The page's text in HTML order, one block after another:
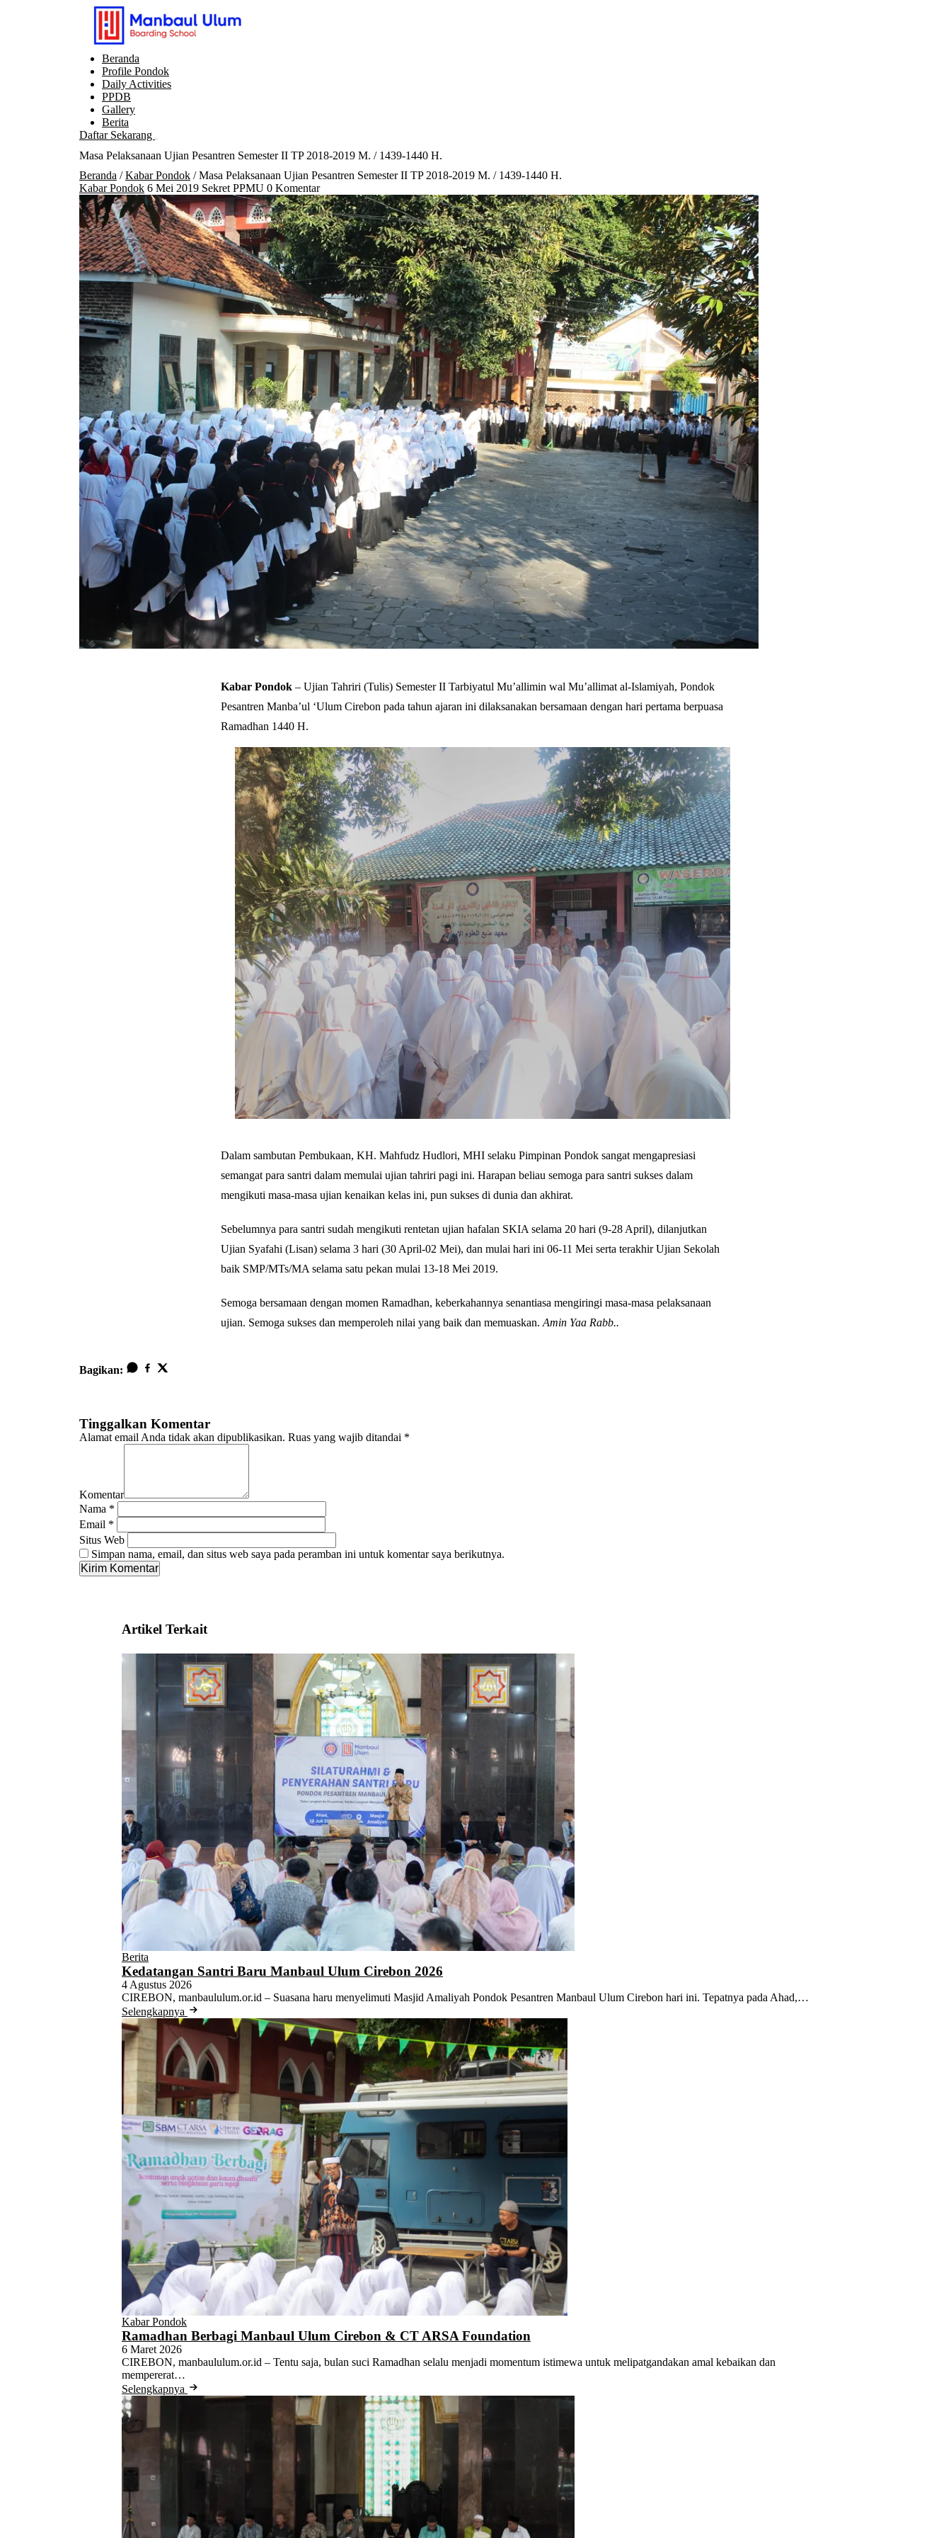
Beranda
Profile Pondok
Daily Activities
PPDB
Gallery
Berita
Daftar Sekarang
menu
Masa Pelaksanaan Ujian Pesantren Semester II TP 2018-2019 M. / 1439-1440 H.
Beranda /Kabar Pondok / Masa Pelaksanaan Ujian Pesantren Semester II TP 2018-2019 M. / 1439-1440 H.
Kabar Pondok 6 Mei 2019 Sekret PPMU 0 Komentar
Kabar Pondok – Ujian Tahriri (Tulis) Semester II Tarbiyatul Mu’allimin wal Mu’allimat al-Islamiyah, Pondok
Pesantren Manba’ul ‘Ulum Cirebon pada tahun ajaran ini dilaksanakan bersamaan dengan hari pertama berpuasa
Ramadhan 1440 H.
Dalam sambutan Pembukaan, KH. Mahfudz Hudlori, MHI selaku Pimpinan Pondok sangat mengapresiasi
semangat para santri dalam memulai ujian tahriri pagi ini. Harapan beliau semoga para santri sukses dalam
mengikuti masa-masa ujian kenaikan kelas ini, pun sukses di dunia dan akhirat.
Sebelumnya para santri sudah mengikuti rentetan ujian hafalan SKIA selama 20 hari (9-28 April), dilanjutkan
Ujian Syafahi (Lisan) selama 3 hari (30 April-02 Mei), dan mulai hari ini 06-11 Mei serta terakhir Ujian Sekolah
baik SMP/MTs/MA selama satu pekan mulai 13-18 Mei 2019.
Semoga bersamaan dengan momen Ramadhan, keberkahannya senantiasa mengiringi masa-masa pelaksanaan
ujian. Semoga sukses dan memperoleh nilai yang baik dan memuaskan. Amin Yaa Rabb..
Bagikan:
Tinggalkan Komentar
Alamat email Anda tidak akan dipublikasikan. Ruas yang wajib ditandai *
Komentar
Nama *
Email *
Situs Web
Simpan nama, email, dan situs web saya pada peramban ini untuk komentar saya berikutnya.
Artikel Terkait
Berita
Kedatangan Santri Baru Manbaul Ulum Cirebon 2026
4 Agustus 2026
CIREBON, manbaululum.or.id – Suasana haru menyelimuti Masjid Amaliyah Pondok Pesantren Manbaul Ulum Cirebon hari ini. Tepatnya pada Ahad,…
Selengkapnya
Kabar Pondok
Ramadhan Berbagi Manbaul Ulum Cirebon & CT ARSA Foundation
6 Maret 2026
CIREBON, manbaululum.or.id – Tentu saja, bulan suci Ramadhan selalu menjadi momentum istimewa untuk melipatgandakan amal kebaikan dan
mempererat…
Selengkapnya